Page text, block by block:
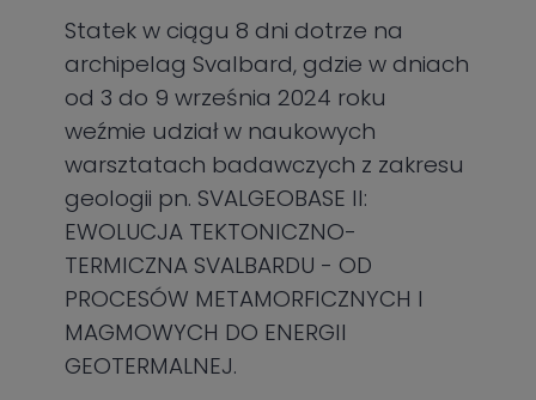
Statek w ciągu 8 dni dotrze na
archipelag Svalbard, gdzie w dniach
od 3 do 9 września 2024 roku
weźmie udział w naukowych
warsztatach badawczych z zakresu
geologii pn. SVALGEOBASE II:
EWOLUCJA TEKTONICZNO-
TERMICZNA SVALBARDU - OD
PROCESÓW METAMORFICZNYCH I
MAGMOWYCH DO ENERGII
GEOTERMALNEJ.